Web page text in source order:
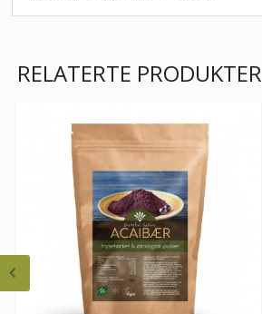
RELATERTE PRODUKTER